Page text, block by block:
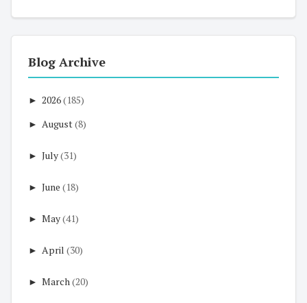
Blog Archive
► 2026(185)
► August(8)
► July(31)
► June (18)
► May(41)
► April (30)
► March(20)